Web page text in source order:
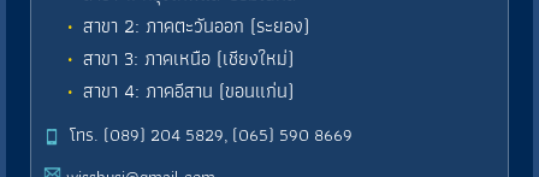
สาขา 2: ภาคตะวันออก (ระยอง)
สาขา 3: ภาคเหนือ (เชียงใหม่)
สาขา 4: ภาคอีสาน (ขอนแก่น)
โทร. (089) 204 5829, (065) 590 8669